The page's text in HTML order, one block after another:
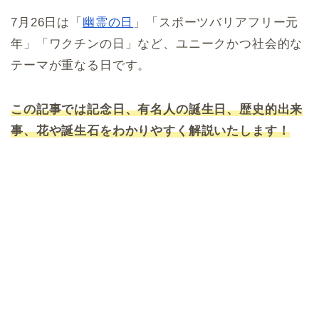
7月26日は「 幽霊の日 」「スポーツバリアフリー元
年」「ワクチンの日」など、ユニークかつ社会的な
テーマが重なる日です。
この記事では記念日、有名人の誕生日、歴史的出来
事、花や誕生石をわかりやすく解説いたします！